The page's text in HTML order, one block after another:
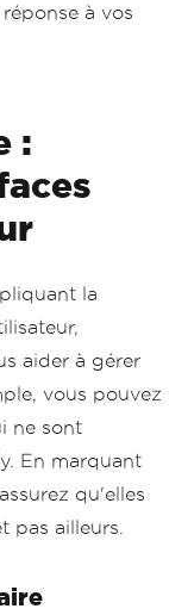
à vos
:
la
aider à gérer
vous pouvez
ne sont
En marquant
qu'elles
pas ailleurs.